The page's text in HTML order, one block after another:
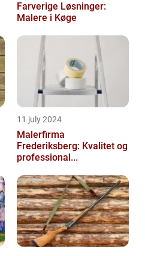
Farverige Løsninger:
Malere i Køge
11 july 2024
Malerfirma
Frederiksberg: Kvalitet og
professional...